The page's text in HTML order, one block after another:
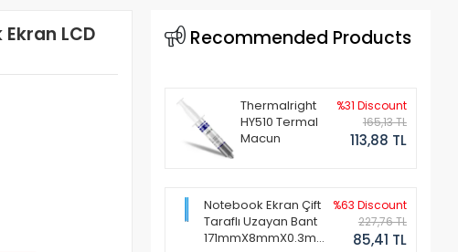
LCD
Recommended Products
Thermalright
HY510 Termal
Macun
%31 Discount
165,13 TL
113,88 TL
Notebook Ekran Çift
Taraflı Uzayan Bant
171mmX8mmX0.3mm
%63 Discount
227,76 TL
85,41 TL